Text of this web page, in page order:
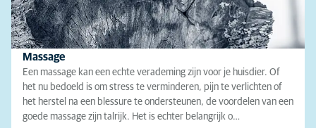
Massage
Een massage kan een echte verademing zijn voor je huisdier. Of
het nu bedoeld is om stress te verminderen, pijn te verlichten of
het herstel na een blessure te ondersteunen, de voordelen van een
goede massage zijn talrijk. Het is echter belangrijk o…